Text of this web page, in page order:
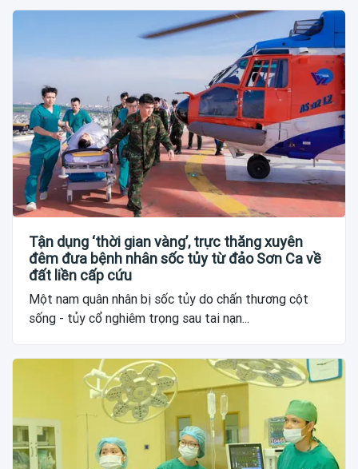
Tận dụng ‘thời gian vàng’, trực thăng xuyên
đêm đưa bệnh nhân sốc tủy từ đảo Sơn Ca về
đất liền cấp cứu
Một nam quân nhân bị sốc tủy do chấn thương cột
sống - tủy cổ nghiêm trọng sau tai nạn...